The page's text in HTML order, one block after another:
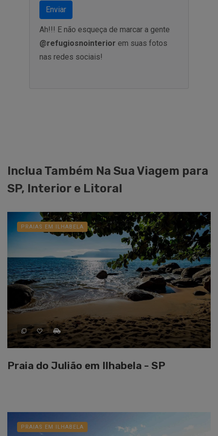
Enviar
Ah!!! E não esqueça de marcar a gente
@refugiosnointerior em suas fotos
nas redes sociais!
Inclua Também Na Sua Viagem para
SP, Interior e Litoral
PRAIAS EM ILHABELA
Praia do Julião em Ilhabela - SP
PRAIAS EM ILHABELA